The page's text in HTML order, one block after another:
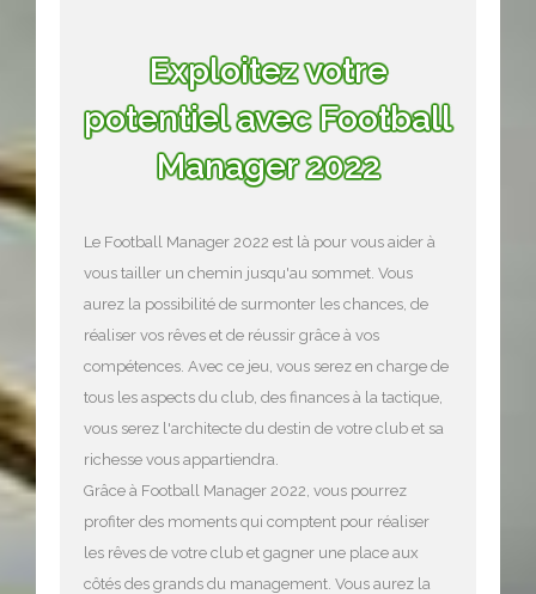
Exploitez votre
potentiel avec Football
Manager 2022
Le Football Manager 2022 est là pour vous aider à
vous tailler un chemin jusqu'au sommet. Vous
aurez la possibilité de surmonter les chances, de
réaliser vos rêves et de réussir grâce à vos
compétences. Avec ce jeu, vous serez en charge de
tous les aspects du club, des finances à la tactique,
vous serez l'architecte du destin de votre club et sa
richesse vous appartiendra.
Grâce à Football Manager 2022, vous pourrez
profiter des moments qui comptent pour réaliser
les rêves de votre club et gagner une place aux
côtés des grands du management. Vous aurez la